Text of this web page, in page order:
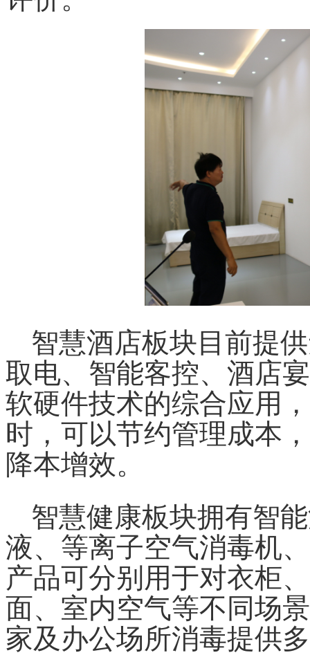
智慧酒店板块目前提
取电、智能客控、酒店
软硬件技术的综合应用
时，可以节约管理成本
降本增效。
智慧健康板块拥有智
液、等离子空气消毒机
产品可分别用于对衣柜
面、室内空气等不同场
家及办公场所消毒提供